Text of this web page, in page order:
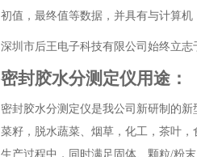
初值，最终值等数据，并具有与计算机
深圳市后王电子科技有限公司始终立
密封胶水分测定仪用途：
密封胶水分测定仪是我公司新研制的
菜籽，脱水蔬菜、烟草，化工，茶叶
生产过程中，同时满足固体、颗粒/粉